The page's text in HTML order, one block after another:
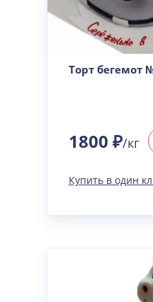
Торт бегемот
1800 ₽/кг
Купить в один